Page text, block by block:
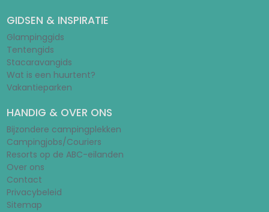
GIDSEN & INSPIRATIE
Glampinggids
Tentengids
Stacaravangids
Wat is een huurtent?
Vakantieparken
HANDIG & OVER ONS
Bijzondere campingplekken
Campingjobs/Couriers
Resorts op de ABC-eilanden
Over ons
Contact
Privacybeleid
Sitemap